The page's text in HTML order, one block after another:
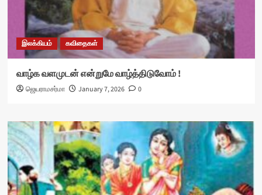
இலக்கியம் கவிதைகள்
வாழ்க வளமுடன் என்றுமே வாழ்த்திடுவோம் !
ஜெயராமசர்மா January 7, 2026 0